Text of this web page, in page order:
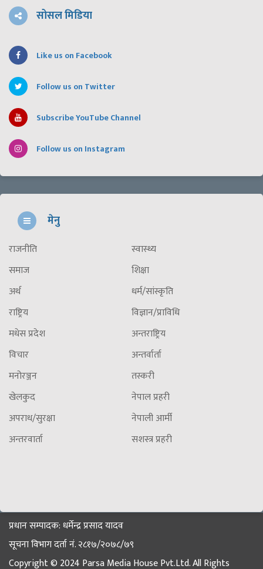
सोसल मिडिया
Like us on Facebook
Follow us on Twitter
Subscribe YouTube Channel
Follow us on Instagram
मेनु
राजनीति
समाज
अर्थ
राष्ट्रिय
मधेस प्रदेश
विचार
मनोरञ्जन
खेलकुद
अपराध/सुरक्षा
अन्तरवार्ता
स्वास्थ्य
शिक्षा
धर्म/सांस्कृति
विज्ञान/प्राविधि
अन्तराष्ट्रिय
अन्तर्वार्ता
तस्करी
नेपाल प्रहरी
नेपाली आर्मी
सशस्त्र प्रहरी
प्रधान सम्पादक: धर्मेन्द्र प्रसाद यादव
सूचना विभाग दर्ता नं. २८१७/२०७८/७९
Copyright © 2024 Parsa Media House Pvt.Ltd. All Rights